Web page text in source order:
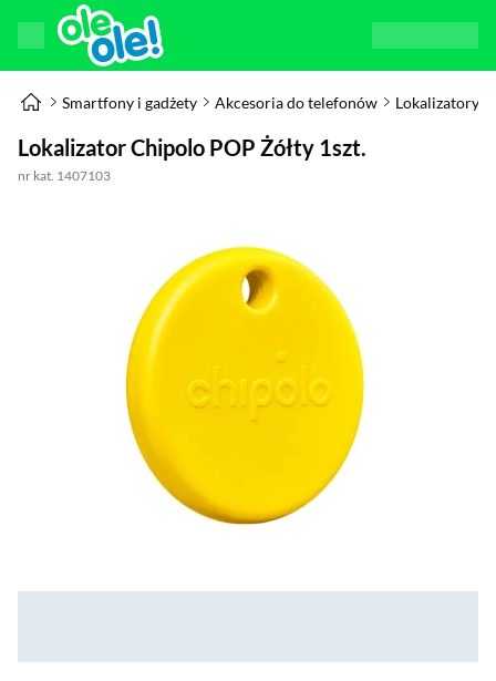
Smartfony i gadżety Akcesoria do telefonów Lokalizatory
Lokalizator Chipolo POP Żółty 1szt.
nr kat. 1407103